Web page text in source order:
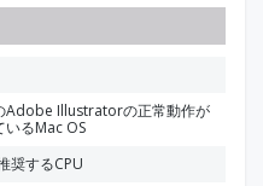
Adobe Illustratorの正常動作が
いるMac OS
奨するCPU